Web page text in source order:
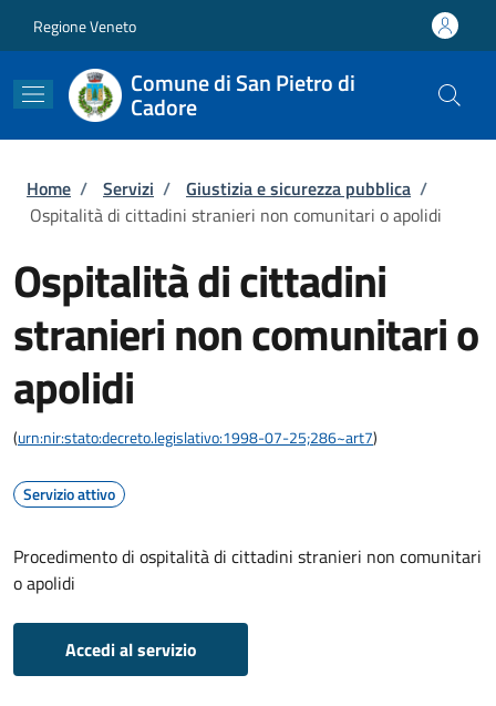
Regione Veneto
Comune di San Pietro di
Cadore
Briciole di pane
Home / Servizi / Giustizia e sicurezza pubblica /
Ospitalità di cittadini stranieri non comunitari o apolidi
Ospitalità di cittadini
stranieri non comunitari o
apolidi
(urn:nir:stato:decreto.legislativo:1998-07-25;286~art7)
Servizio attivo
Procedimento di ospitalità di cittadini stranieri non comunitari
o apolidi
Accedi al servizio